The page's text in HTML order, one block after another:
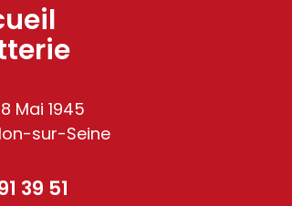
Mai 1945
sur-Seine
39 51